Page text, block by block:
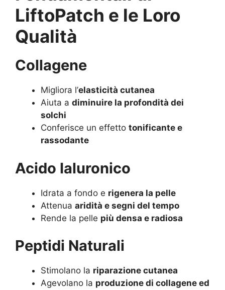
LiftoPatch e le Loro
Qualità
Collagene
Migliora l’elasticità cutanea
Aiuta a diminuire la profondità dei
solchi
Conferisce un effetto tonificante e
rassodante
Acido Ialuronico
Idrata a fondo e rigenera la pelle
Attenua aridità e segni del tempo
Rende la pelle più densa e radiosa
Peptidi Naturali
Stimolano la riparazione cutanea
Agevolano la produzione di collagene ed